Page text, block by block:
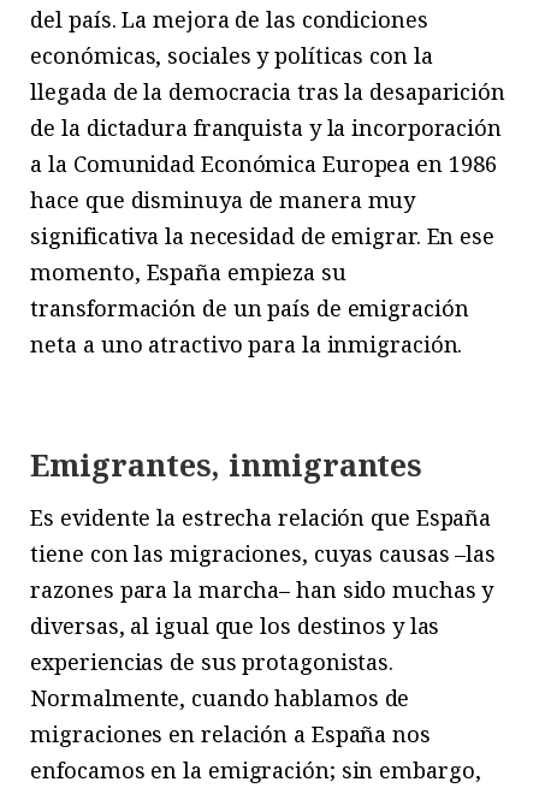
del país. La mejora de las condiciones
económicas, sociales y políticas con la
llegada de la democracia tras la desaparición
de la dictadura franquista y la incorporación
a la Comunidad Económica Europea en 1986
hace que disminuya de manera muy
significativa la necesidad de emigrar. En ese
momento, España empieza su
transformación de un país de emigración
neta a uno atractivo para la inmigración.
Emigrantes, inmigrantes
Es evidente la estrecha relación que España
tiene con las migraciones, cuyas causas –las
razones para la marcha– han sido muchas y
diversas, al igual que los destinos y las
experiencias de sus protagonistas.
Normalmente, cuando hablamos de
migraciones en relación a España nos
enfocamos en la emigración; sin embargo,